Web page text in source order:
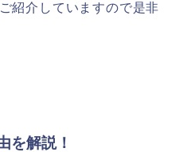
紹介していますので是非
を解説！